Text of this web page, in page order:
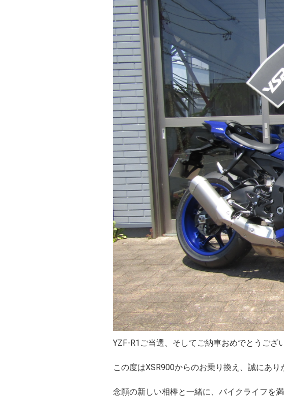
YZF-R1ご当選、そしてご納車おめでとうござ
この度はXSR900からのお乗り換え、誠にあり
念願の新しい相棒と一緒に、バイクライフを